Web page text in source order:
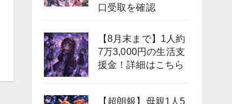
口受取を確認
【8月末まで】1人約
7万3,000円の生活支
援金！詳細はこちら
【超朗報】母親1人5